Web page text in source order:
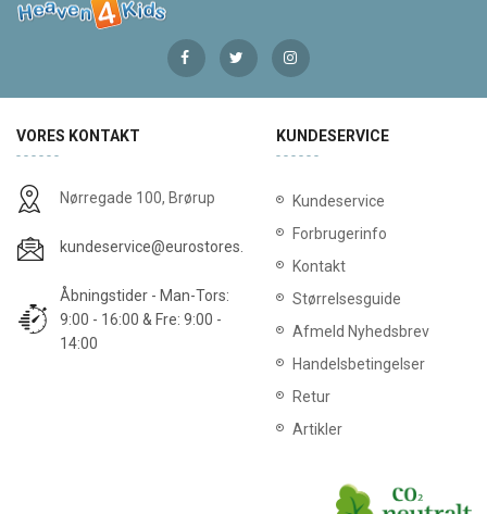
VORES KONTAKT
Nørregade 100, Brørup
kundeservice@eurostores.dk
Åbningstider - Man-Tors:
9:00 - 16:00 & Fre: 9:00 -
14:00
KUNDESERVICE
Kundeservice
Forbrugerinfo
Kontakt
Størrelsesguide
Afmeld Nyhedsbrev
Handelsbetingelser
Retur
Artikler